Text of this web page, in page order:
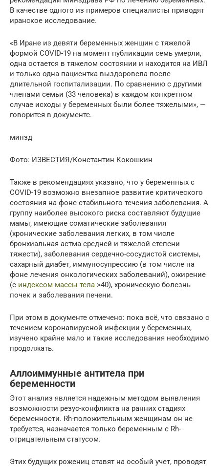
В качестве одного из примеров специалисты приводят
иранское исследование.
«В Иране из девяти беременных женщин с тяжелой
формой COVID-19 на момент публикации семь умерли,
одна остается в тяжелом состоянии и находится на ИВЛ
и только одна пациентка выздоровела после
длительной госпитализации. По сравнению с другими
членами семьи (33 человека) в каждом конкретном
случае исходы у беременных были более тяжелыми», —
говорится в документе.
минзд
Фото: ИЗВЕСТИЯ/Константин Кокошкин
Также в рекомендациях указано, что у беременных с
COVID-19 возможно внезапное развитие критического
состояния на фоне стабильного течения заболевания. А
группу наиболее высокого риска составляют будущие
мамы, имеющие соматические заболевания
(хронические заболевания легких, в том числе
бронхиальная астма средней и тяжелой степени
тяжести), заболевания сердечно-сосудистой системы,
сахарный диабет, иммуносупрессию (в том числе на
фоне лечения онкологических заболеваний), ожирение
(с индексом массы тела >40), хроническую болезнь
почек и заболевания печени.
При этом в документе отмечено: пока всё, что связано с
течением коронавирусной инфекции у беременных,
изучено крайне мало и такие исследования необходимо
продолжать.
Аллоиммунные антитела при
беременности
Этот анализ является надежным методом выявления
возможности резус-конфликта на ранних стадиях
беременности. Rh-положительным женщинам он не
требуется, назначается только беременным с Rh-
отрицательным статусом.
Этих будущих рожениц ставят на особый учет, проводят